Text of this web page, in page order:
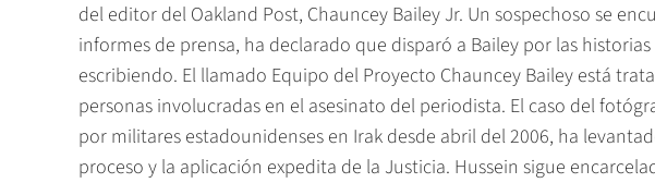
del editor del Oakland Post, Chauncey Bailey Jr. Un sospechoso se
informes de prensa, ha declarado que disparó a Bailey por las
escribiendo. El llamado Equipo del Proyecto Chauncey Bailey está
personas involucradas en el asesinato del periodista. El caso del
por militares estadounidenses en Irak desde abril del 2006, ha
proceso y la aplicación expedita de la Justicia. Hussein sigue